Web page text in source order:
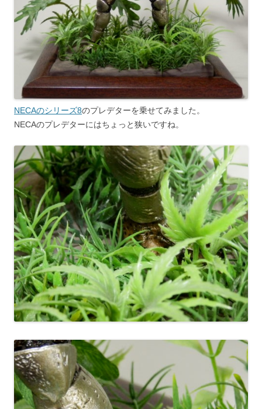
NECAのシリーズ8のプレデターを乗せてみました。
NECAのプレデターにはちょっと狭いですね。